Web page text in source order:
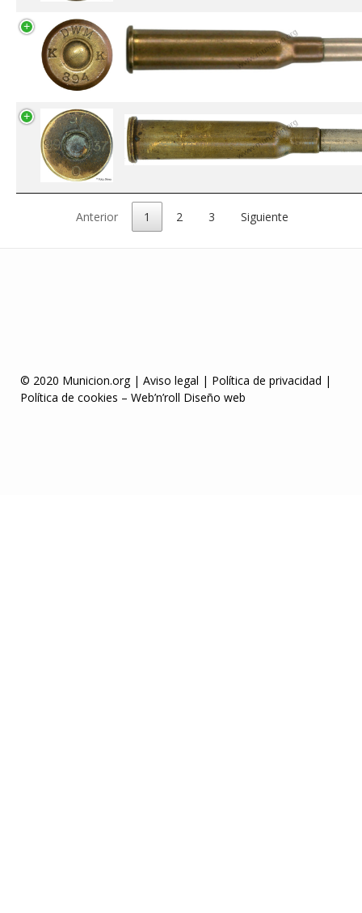
Anterior 1 2 3 Siguiente
© 2020 Municion.org | Aviso legal | Política de privacidad |
Política de cookies – Web’n’roll Diseño web